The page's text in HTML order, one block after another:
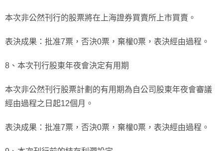
本次非公然刊行的股票將在上海證券買賣所上市買賣。
表決成果：批准7票，否決0票，棄權0票，表決經由過程。
8、本次刊行股東年夜會決定有用期
本次非公然刊行股票計劃的有用期為自公司股東年夜會審議
經由過程之日起12個月。
表決成果：批准7票，否決0票，棄權0票，表決經由過程。